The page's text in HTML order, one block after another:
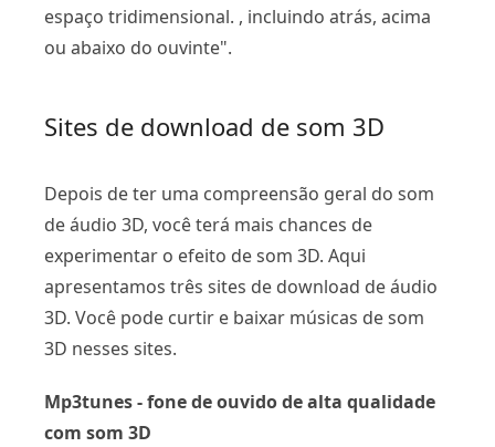
espaço tridimensional. , incluindo atrás, acima
ou abaixo do ouvinte".
Sites de download de som 3D
Depois de ter uma compreensão geral do som
de áudio 3D, você terá mais chances de
experimentar o efeito de som 3D. Aqui
apresentamos três sites de download de áudio
3D. Você pode curtir e baixar músicas de som
3D nesses sites.
Mp3tunes - fone de ouvido de alta qualidade
com som 3D